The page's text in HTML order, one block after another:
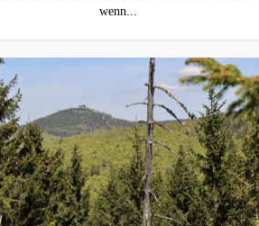
wenn...